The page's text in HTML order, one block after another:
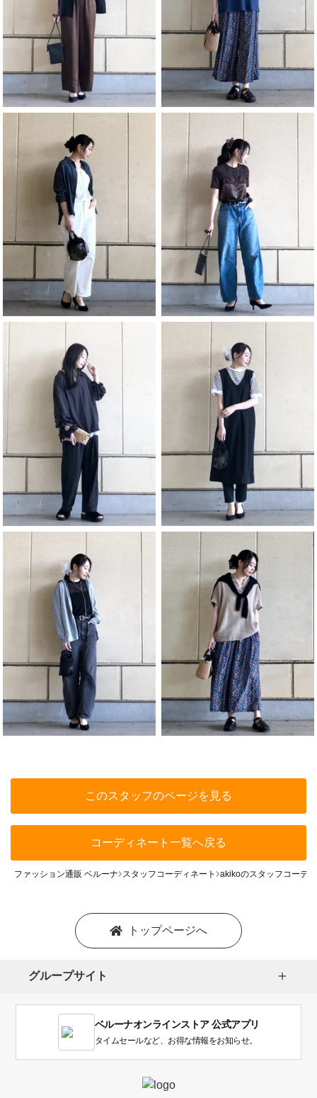
このスタッフのページを見る
コーディネート一覧へ戻る
ファッション通販 ベルーナ スタッフコーディネート akikoのスタッフコーデ
トップページへ
グループサイト
ベルーナオンラインストア 公式アプリ
タイムセールなど、お得な情報をお知らせ。